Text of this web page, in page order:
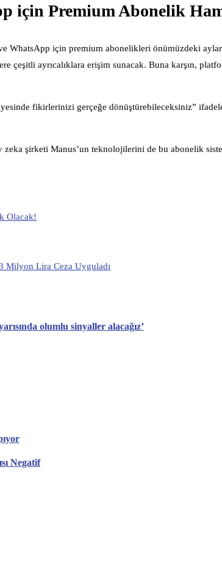
için Premium Abonelik
WhatsApp için premium abonelikleri önümüzdeki
çeşitli ayrıcalıklara erişim sunacak. Buna karşın,
fikirlerinizi gerçeğe dönüştürebileceksiniz”
zeka şirketi Manus’un teknolojilerini de bu abonelik
Olacak!
Milyon Lira Ceza Uyguladı
olumlu sinyaller alacağız’
Negatif